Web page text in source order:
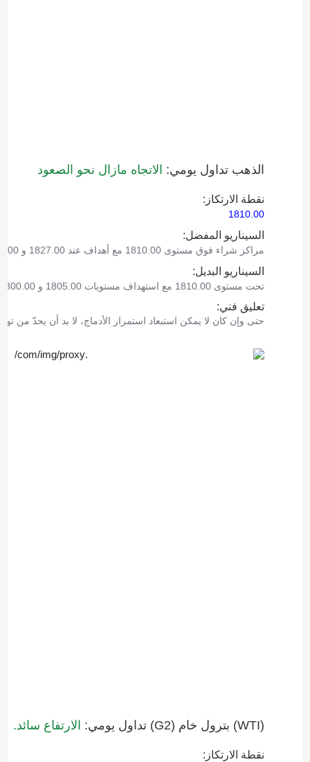
الذهب تداول يومي: الاتجاه مازال نحو الصعود
نقطة الارتكاز:
1810.00
السيناريو المفضل:
مراكز شراء فوق مستوى 1810.00 مع أهداف عند 1827.00 و 1832.00.
السيناريو البديل:
تحت مستوى 1810.00 مع استهداف مستويات 1805.00 و 1800.00 كأهداف.
تعليق فني:
حتى وإن كان لا يمكن استبعاد استمرار الأدماج، لا بد أن يحدّ من
(WTI)‎ بترول خام (G2)‎ تداول يومي: الارتفاع سائد.
نقطة الارتكاز: